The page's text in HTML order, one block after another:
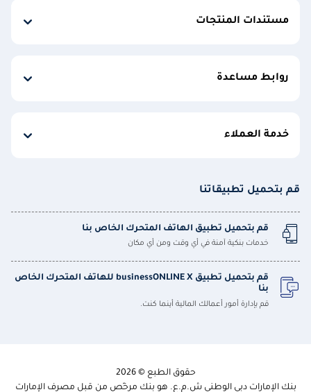
مستندات المنتجات
روابط مساعدة
خدمة العملاء
قم بتحميل تطبيقاتنا
قم بتحميل تطبيق الهاتف المتحرك الخاص بنا
خدمات بنكية آمنة في أي وقت ومن أي مكان
قم بتحميل تطبيق businessONLINE X للهاتف المتحرك الخاص
بنا
قم بإدارة أمور أعمالك المالية أينما كنت.
حقوق الطبع © 2026
بنك الإمارات دبي الوطني ش.م.ع. هو بنك مرخّص من قبل مصرف الإمارات